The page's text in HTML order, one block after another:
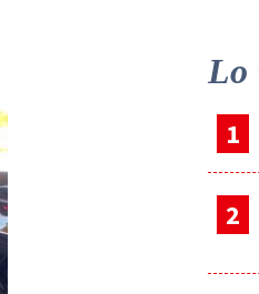
Lo